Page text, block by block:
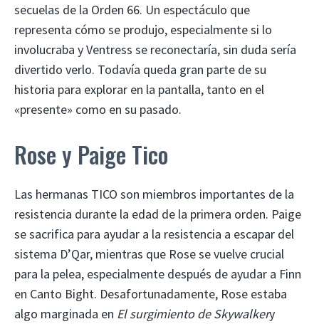
secuelas de la Orden 66. Un espectáculo que
representa cómo se produjo, especialmente si lo
involucraba y Ventress se reconectaría, sin duda sería
divertido verlo. Todavía queda gran parte de su
historia para explorar en la pantalla, tanto en el
«presente» como en su pasado.
Rose y Paige Tico
Las hermanas TICO son miembros importantes de la
resistencia durante la edad de la primera orden. Paige
se sacrifica para ayudar a la resistencia a escapar del
sistema D’Qar, mientras que Rose se vuelve crucial
para la pelea, especialmente después de ayudar a Finn
en Canto Bight. Desafortunadamente, Rose estaba
algo marginada en El surgimiento de Skywalkery